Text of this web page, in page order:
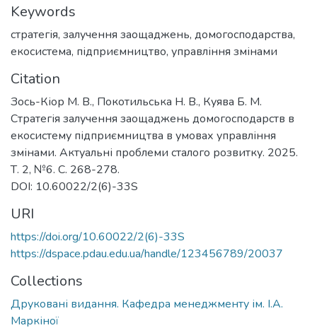
Keywords
стратегія, залучення заощаджень, домогосподарства,
екосистема, підприємництво, управління змінами
Citation
Зось-Кіор М. В., Покотильська Н. В., Куява Б. М.
Стратегія залучення заощаджень домогосподарств в
екосистему підприємництва в умовах управління
змінами. Актуальні проблеми сталого розвитку. 2025.
Т. 2, №6. С. 268-278.
DOI: 10.60022/2(6)-33S
URI
https://doi.org/10.60022/2(6)-33S
https://dspace.pdau.edu.ua/handle/123456789/20037
Collections
Друковані видання. Кафедра менеджменту ім. І.А.
Маркіної